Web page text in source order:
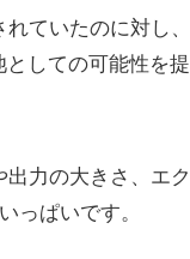
ていたのに対し、
しての可能性を提
力の大きさ、エク
ぱいです。